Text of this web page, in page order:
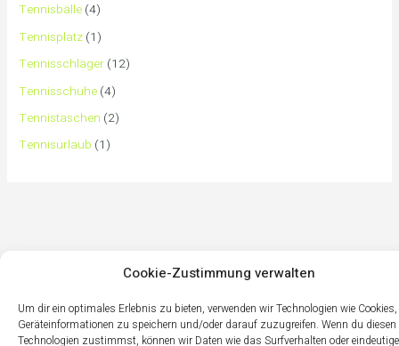
Cookie-Zustimmung verwalten
Um dir ein optimales Erlebnis zu bieten, verwenden wir Technologien wie
Geräteinformationen zu speichern und/oder darauf zuzugreifen. Wenn du diesen
Technologien zustimmst, können wir Daten wie das Surfverhalten oder
Tennisbälle (4)
Tennisplatz (1)
Tennisschläger (12)
Tennisschuhe (4)
Tennistaschen (2)
Tennisurlaub (1)